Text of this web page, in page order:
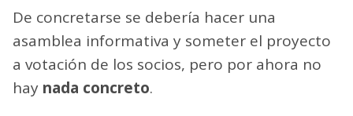
De concretarse se debería hacer una
asamblea informativa y someter el proyecto
a votación de los socios, pero por ahora no
hay nada concreto.